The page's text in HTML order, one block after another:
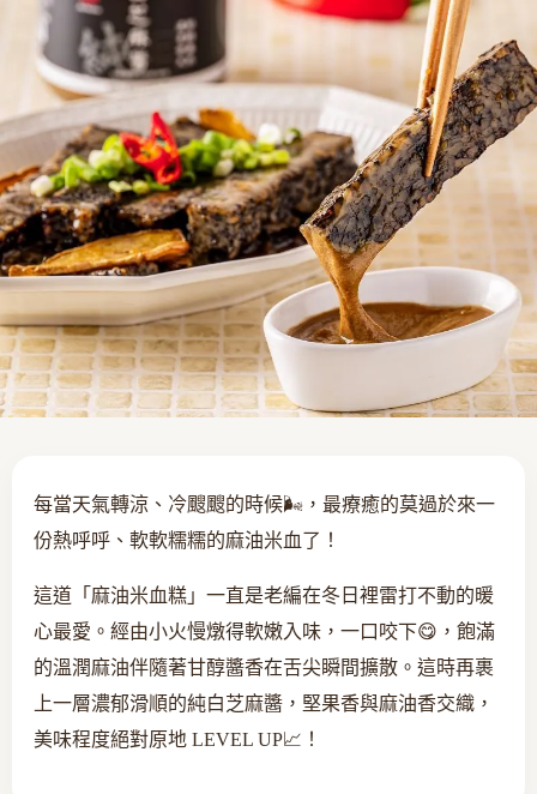
每當天氣轉涼、冷颼颼的時候🌬️，最療癒的莫過於來一
份熱呼呼、軟軟糯糯的麻油米血了！
這道「麻油米血糕」一直是老編在冬日裡雷打不動的暖
心最愛。經由小火慢燉得軟嫩入味，一口咬下😋，飽滿
的溫潤麻油伴隨著甘醇醬香在舌尖瞬間擴散。這時再裹
上一層濃郁滑順的純白芝麻醬，堅果香與麻油香交織，
美味程度絕對原地 LEVEL UP📈！